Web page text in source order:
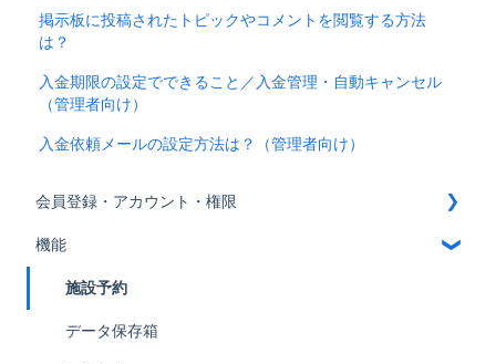
掲示板に投稿されたトピックやコメントを閲覧する方法
は？
入金期限の設定でできること／入金管理・自動キャンセル
（管理者向け）
入金依頼メールの設定方法は？（管理者向け）
会員登録・アカウント・権限
会員登録
アカウント
権限
機能
施設予約
データ保存箱